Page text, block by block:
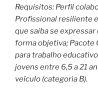
Requisitos: Perfil
Profissional resiliente
que saiba se
forma objetiva; Pacote
para trabalho
jovens entre 6,5 a 21
veículo (categoria B).